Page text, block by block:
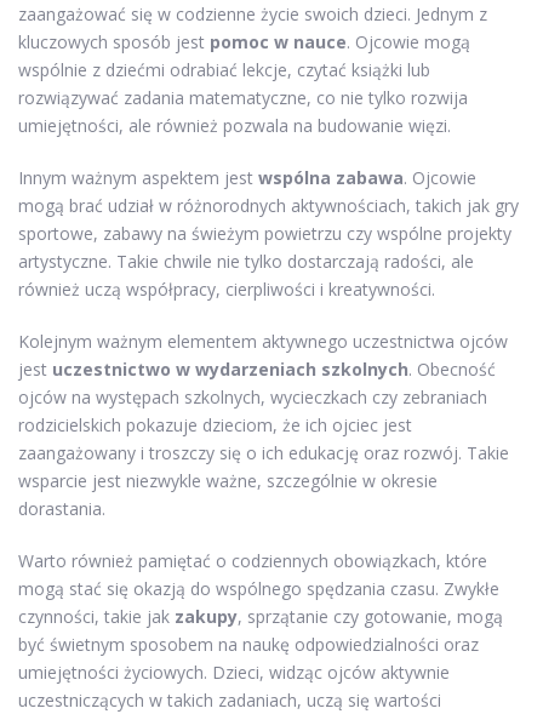
zaangażować się w codzienne życie swoich dzieci. Jednym z
kluczowych sposób jest pomoc w nauce. Ojcowie mogą
wspólnie z dziećmi odrabiać lekcje, czytać książki lub
rozwiązywać zadania matematyczne, co nie tylko rozwija
umiejętności, ale również pozwala na budowanie więzi.
Innym ważnym aspektem jest wspólna zabawa. Ojcowie
mogą brać udział w różnorodnych aktywnościach, takich jak gry
sportowe, zabawy na świeżym powietrzu czy wspólne projekty
artystyczne. Takie chwile nie tylko dostarczają radości, ale
również uczą współpracy, cierpliwości i kreatywności.
Kolejnym ważnym elementem aktywnego uczestnictwa ojców
jest uczestnictwo w wydarzeniach szkolnych. Obecność
ojców na występach szkolnych, wycieczkach czy zebraniach
rodzicielskich pokazuje dzieciom, że ich ojciec jest
zaangażowany i troszczy się o ich edukację oraz rozwój. Takie
wsparcie jest niezwykle ważne, szczególnie w okresie
dorastania.
Warto również pamiętać o codziennych obowiązkach, które
mogą stać się okazją do wspólnego spędzania czasu. Zwykłe
czynności, takie jak zakupy, sprzątanie czy gotowanie, mogą
być świetnym sposobem na naukę odpowiedzialności oraz
umiejętności życiowych. Dzieci, widząc ojców aktywnie
uczestniczących w takich zadaniach, uczą się wartości